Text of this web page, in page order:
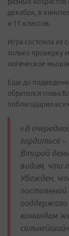
декабря, в
и 11 классов.
Игра состояла из
только проверку
логическое
Еще до
обратился глава
поблагодарил
«В
гордиться
Второй
видим, что
Убежден,
постоянной
поддержали
командам